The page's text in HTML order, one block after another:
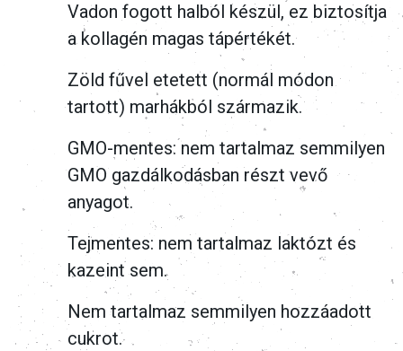
Vadon fogott halból készül, ez biztosítja
a kollagén magas tápértékét.
Zöld fűvel etetett (normál módon
tartott) marhákból származik.
GMO-mentes: nem tartalmaz semmilyen
GMO gazdálkodásban részt vevő
anyagot.
Tejmentes: nem tartalmaz laktózt és
kazeint sem.
Nem tartalmaz semmilyen hozzáadott
cukrot.